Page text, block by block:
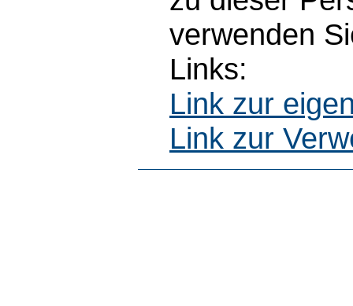
verwenden
Links:
Link zur
Link zur